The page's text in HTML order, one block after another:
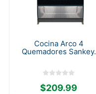
Cocina Arco 4
Quemadores Sankey.
$209.99